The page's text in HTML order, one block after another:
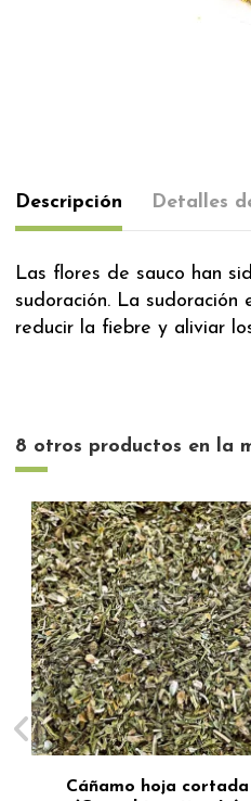
Descripción Detalles
Las flores de sauco han
sudoración. La
reducir la fiebre y aliviar
8 otros productos en la
Cáñamo hoja cortada